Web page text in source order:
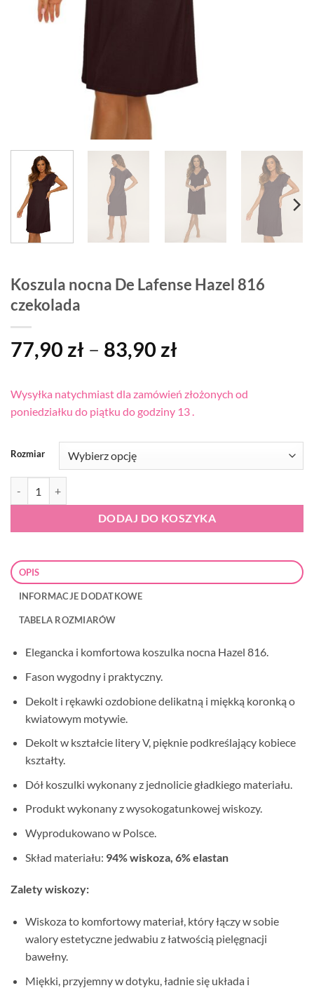
Koszula nocna De Lafense Hazel 816
czekolada
77,90 zł – 83,90 zł
od
77,90 zł
83,90 zł
Wysyłka natychmiast dla zamówień złożonych od
poniedziałku do piątku do godziny 13 .
Rozmiar
DODAJ DO KOSZYKA
OPIS
INFORMACJE DODATKOWE
TABELA ROZMIARÓW
Elegancka i komfortowa koszulka nocna Hazel 816.
Fason wygodny i praktyczny.
Dekolt i rękawki ozdobione delikatną i miękką koronką o
kwiatowym motywie.
Dekolt w kształcie litery V, pięknie podkreślający kobiece
kształty.
Dół koszulki wykonany z jednolicie gładkiego materiału.
Produkt wykonany z wysokogatunkowej wiskozy.
Wyprodukowano w Polsce.
Skład materiału: 94% wiskoza, 6% elastan
Zalety wiskozy:
Wiskoza to komfortowy materiał, który łączy w sobie
walory estetyczne jedwabiu z łatwością pielęgnacji
bawełny.
Miękki, przyjemny w dotyku, ładnie się układa i